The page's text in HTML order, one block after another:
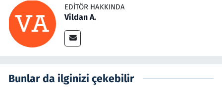
EDITÖR HAKKINDA
Vildan A.
Bunlar da ilginizi çekebilir